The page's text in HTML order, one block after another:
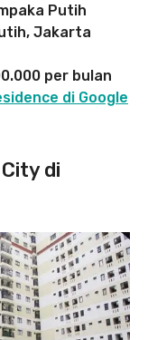
Putih
Jakarta
per bulan
di Google
di